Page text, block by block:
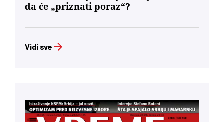
da će „priznati poraz“?
Vidi sve